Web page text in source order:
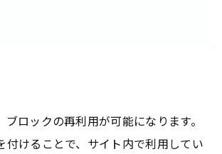
ロックの再利用が可能になります。
付けることで、サイト内で利用してい